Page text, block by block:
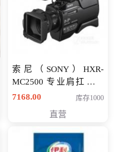
索尼（SONY）HXR-
MC2500 专业肩扛式存
储卡全高清摄录一体机
清入门级摄像机
7168.00 库存1000
直营